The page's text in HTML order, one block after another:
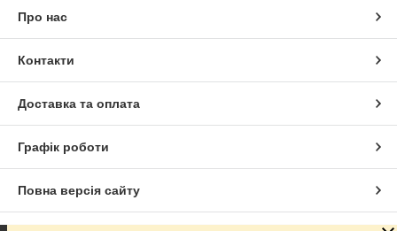
Про нас
Контакти
Доставка та оплата
Графік роботи
Повна версія сайту